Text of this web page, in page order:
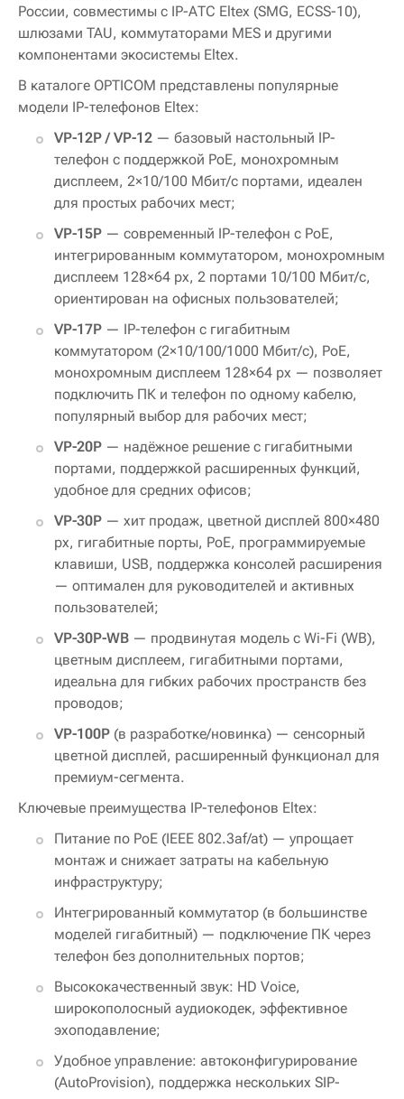
России, совместимы с IP-АТС Eltex (SMG, ECSS-10),
шлюзами TAU, коммутаторами MES и другими
компонентами экосистемы Eltex.
В каталоге OPTICOM представлены популярные
модели IP-телефонов Eltex:
VP-12P / VP-12 — базовый настольный IP-
телефон с поддержкой PoE, монохромным
дисплеем, 2×10/100 Мбит/с портами, идеален
для простых рабочих мест;
VP-15P — современный IP-телефон с PoE,
интегрированным коммутатором, монохромным
дисплеем 128×64 px, 2 портами 10/100 Мбит/с,
ориентирован на офисных пользователей;
VP-17P — IP-телефон с гигабитным
коммутатором (2×10/100/1000 Мбит/с), PoE,
монохромным дисплеем 128×64 px — позволяет
подключить ПК и телефон по одному кабелю,
популярный выбор для рабочих мест;
VP-20P — надёжное решение с гигабитными
портами, поддержкой расширенных функций,
удобное для средних офисов;
VP-30P — хит продаж, цветной дисплей 800×480
px, гигабитные порты, PoE, программируемые
клавиши, USB, поддержка консолей расширения
— оптимален для руководителей и активных
пользователей;
VP-30P-WB — продвинутая модель с Wi-Fi (WB),
цветным дисплеем, гигабитными портами,
идеальна для гибких рабочих пространств без
проводов;
VP-100P (в разработке/новинка) — сенсорный
цветной дисплей, расширенный функционал для
премиум-сегмента.
Ключевые преимущества IP-телефонов Eltex:
Питание по PoE (IEEE 802.3af/at) — упрощает
монтаж и снижает затраты на кабельную
инфраструктуру;
Интегрированный коммутатор (в большинстве
моделей гигабитный) — подключение ПК через
телефон без дополнительных портов;
Высококачественный звук: HD Voice,
широкополосный аудиокодек, эффективное
эхоподавление;
Удобное управление: автоконфигурирование
(AutoProvision), поддержка нескольких SIP-